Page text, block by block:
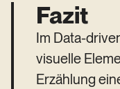
Fazit
Im Data-
visuelle
Erzählung